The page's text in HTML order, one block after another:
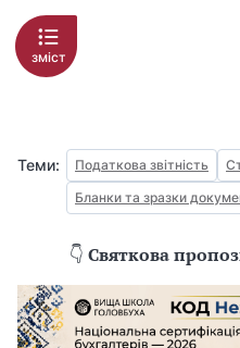
зміст
Теми: Податкова звітність
Бланки та зразки
👇 Святкова